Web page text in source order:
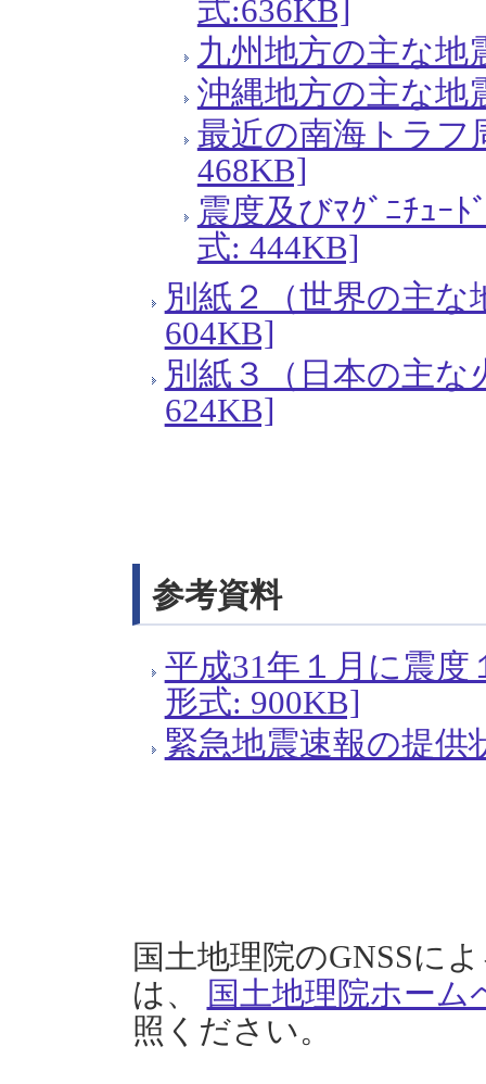
式:636KB]
九州地方の主な地
沖縄地方の主な地
最近の南海トラフ
468KB]
震度及びﾏｸﾞﾆﾁｭｰ
式: 444KB]
別紙２（世界の主な
604KB]
別紙３（日本の主な
624KB]
参考資料
平成31年１月に震度
形式: 900KB]
緊急地震速報の提供
国土地理院のGNSSに
は、
国土地理院ホー
照ください。